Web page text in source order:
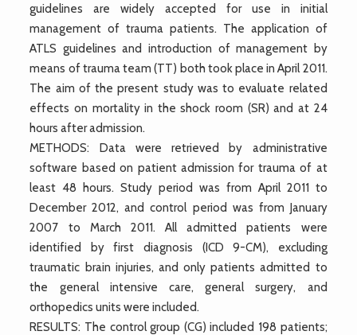
guidelines are widely accepted for use in initial
management of trauma patients. The application of
ATLS guidelines and introduction of management by
means of trauma team (TT) both took place in April 2011.
The aim of the present study was to evaluate related
effects on mortality in the shock room (SR) and at 24
hours after admission.
METHODS: Data were retrieved by administrative
software based on patient admission for trauma of at
least 48 hours. Study period was from April 2011 to
December 2012, and control period was from January
2007 to March 2011. All admitted patients were
identified by first diagnosis (ICD 9-CM), excluding
traumatic brain injuries, and only patients admitted to
the general intensive care, general surgery, and
orthopedics units were included.
RESULTS: The control group (CG) included 198 patients;